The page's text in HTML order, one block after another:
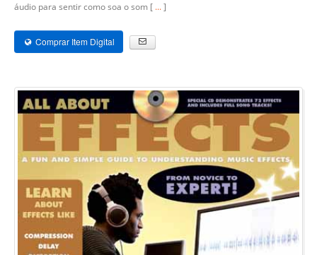
áudio para sentir como soa o som [ ...]
Comprar Item Digital